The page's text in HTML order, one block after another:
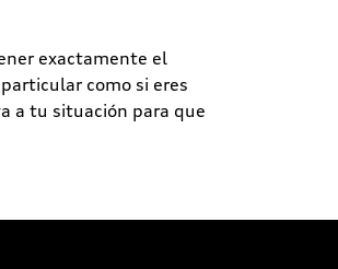
exactamente el
como si eres
a tu situación para que